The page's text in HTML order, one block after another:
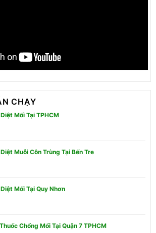
CHẠY
Mối Tại TPHCM
Muỗi Côn Trùng Tại Bến Tre
Mối Tại Quy Nhơn
Chống Mối Tại Quận 7 TPHCM